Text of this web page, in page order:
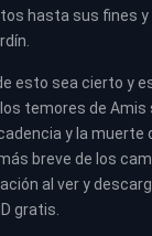
hasta sus fines y
esto sea cierto y
temores de Amis
y la muerte
breve de los
al ver y
gratis.